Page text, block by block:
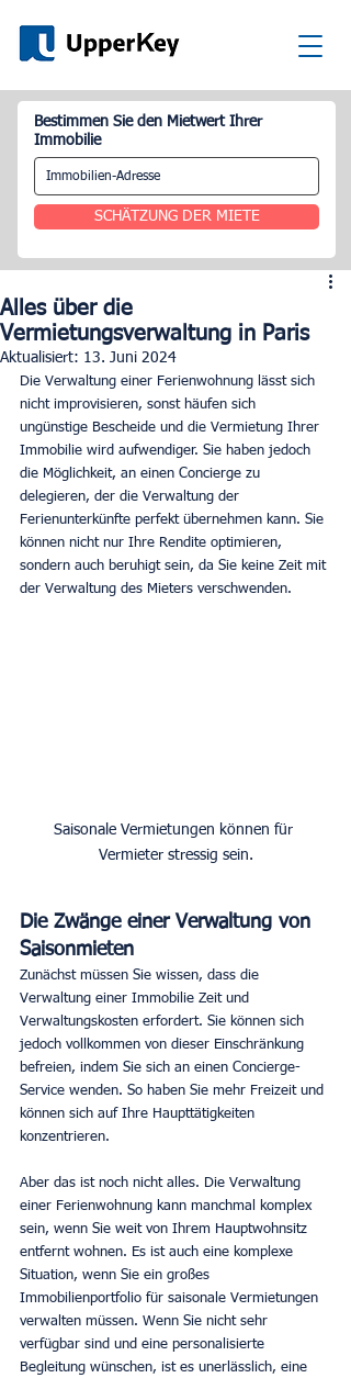
Bestimmen Sie den Mietwert Ihrer
Immobilie
SCHÄTZUNG DER MIETE
Alles über die
Vermietungsverwaltung in Paris
Aktualisiert: 13. Juni 2024
Die Verwaltung einer Ferienwohnung lässt sich
nicht improvisieren, sonst häufen sich
ungünstige Bescheide und die Vermietung Ihrer
Immobilie wird aufwendiger. Sie haben jedoch
die Möglichkeit, an einen Concierge zu
delegieren, der die Verwaltung der
Ferienunterkünfte perfekt übernehmen kann. Sie
können nicht nur Ihre Rendite optimieren,
sondern auch beruhigt sein, da Sie keine Zeit mit
der Verwaltung des Mieters verschwenden.
Saisonale Vermietungen können für
Vermieter stressig sein.
Die Zwänge einer Verwaltung von
Saisonmieten
Zunächst müssen Sie wissen, dass die
Verwaltung einer Immobilie Zeit und
Verwaltungskosten erfordert. Sie können sich
jedoch vollkommen von dieser Einschränkung
befreien, indem Sie sich an einen Concierge-
Service wenden. So haben Sie mehr Freizeit und
können sich auf Ihre Haupttätigkeiten
konzentrieren.
Aber das ist noch nicht alles. Die Verwaltung
einer Ferienwohnung kann manchmal komplex
sein, wenn Sie weit von Ihrem Hauptwohnsitz
entfernt wohnen. Es ist auch eine komplexe
Situation, wenn Sie ein großes
Immobilienportfolio für saisonale Vermietungen
verwalten müssen. Wenn Sie nicht sehr
verfügbar sind und eine personalisierte
Begleitung wünschen, ist es unerlässlich, eine